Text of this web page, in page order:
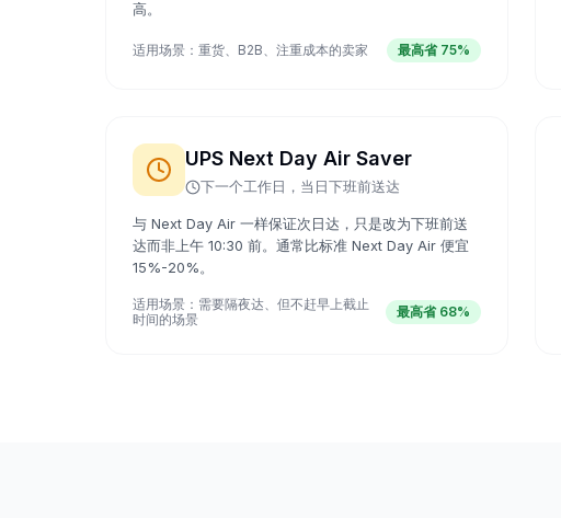
高。
适用场景： 重货、B2B、注重成本的卖家 最高省 75%
UPS Next Day Air Saver
下一个工作日，当日下班前送达
与 Next Day Air 一样保证次日达，只是改为下班前送
达而非上午 10:30 前。通常比标准 Next Day Air 便宜
15%-20%。
适用场景： 需要隔夜达、但不赶早上截止
时间的场景
最高省 68%